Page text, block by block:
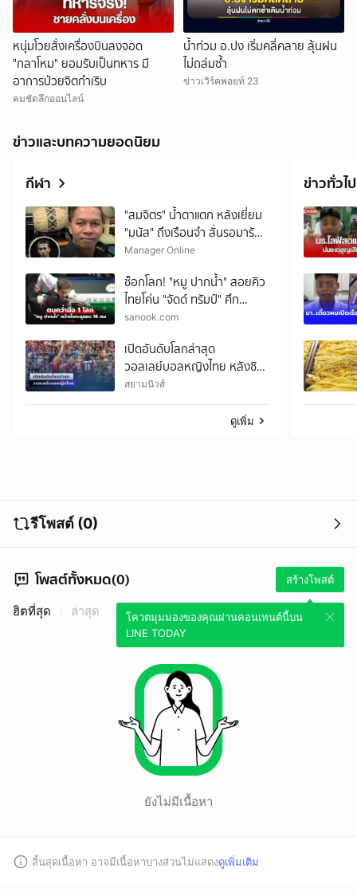
หนุ่มโวยสั่งเครื่องบินลงจอด
"กลาโหม" ยอมรับเป็นทหาร มี
อาการป่วยจิตกำเริบ
คมชัดลึกออนไลน์
น้ำท่วม อ.ปง เริ่มคลี่คลาย ลุ้นฝน
ไม่ถล่มซ้ำ
ข่าวเวิร์คพอยท์ 23
ข่าวและบทความยอดนิยม
กีฬา
"สมจิตร" น้ำตาแตก หลังเยี่ยม
"มนัส" ถึงเรือนจำ ลั่นรอมารับ
กลับบ้าน พร้อมพาเริ่มชีวิตใหม่
Manager Online
ช็อกโลก! "หมู ปากน้ำ" สอยคิว
ไทยโค่น "จัดด์ ทรัมป์" ศึก
สนุกเกอร์ ไชน่า โอเพ่น 2026
sanook.com
เปิดอันดับโลกล่าสุด
วอลเลย์บอลหญิงไทย หลังซิว
แชมป์ SEA V Cup ทั้ง 2 สนาม
สยามนิวส์
ดูเพิ่ม
ข่าวทั่วไป
รีโพสต์ (0)
โพสต์ทั้งหมด(0) สร้างโพสต์
โควตมุมมองของคุณผ่านคอนเทนต์นี้บน
LINE TODAY
ฮิตที่สุด ล่าสุด
ยังไม่มีเนื้อหา
สิ้นสุดเนื้อหา อาจมีเนื้อหาบางส่วนไม่แสดงดูเพิ่มเติม